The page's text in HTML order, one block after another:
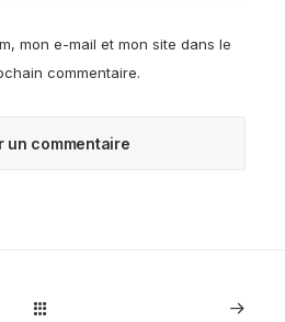
mon e-mail et mon site dans le
commentaire.